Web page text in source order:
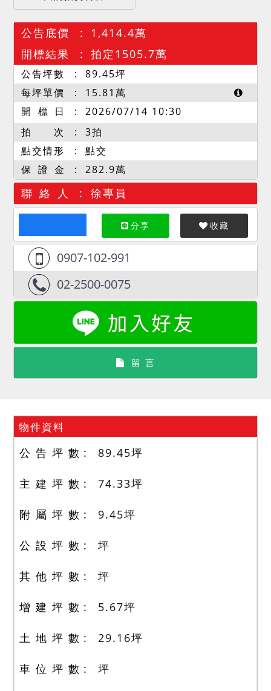
公告底價
1,414.4萬
開標結果
拍定1505.7萬
公告坪數 89.45坪
每坪單價
15.81萬
開 標 日
2026/07/14 10:30
拍 次
3拍
點交情形
點交
保 證 金
282.9萬
聯 絡 人 徐專員
分享 收藏
0907-102-991
02-2500-0075
留 言
物件資料
公 告 坪 數 89.45坪
主 建 坪 數 74.33坪
附 屬 坪 數 9.45坪
公 設 坪 數 坪
其 他 坪 數 坪
增 建 坪 數 5.67坪
土 地 坪 數 29.16坪
車 位 坪 數 坪